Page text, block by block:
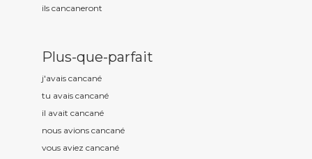
ils cancaneront
Plus-que-parfait
j'avais cancané
tu avais cancané
il avait cancané
nous avions cancané
vous aviez cancané